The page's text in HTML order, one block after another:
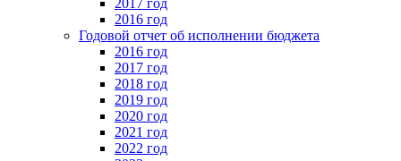
2016 год
Годовой отчет об исполнении бюджета
2016 год
2017 год
2018 год
2019 год
2020 год
2021 год
2022 год